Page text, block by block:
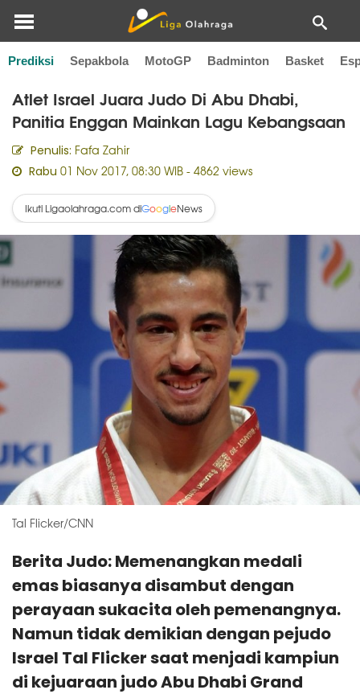
Prediksi Sepakbola MotoGP Badminton Basket
Home Olahraga Lain
Atlet Israel Juara Judo Di Abu Dhabi,
Panitia Enggan Mainkan Lagu Kebangsaan
Penulis: Fafa Zahir
Rabu 01 Nov 2017, 08:30 WIB - 4862 views
Ikuti Ligaolahraga.com diGoogleNews
Tal Flicker/CNN
Berita Judo: Memenangkan medali
emas biasanya disambut dengan
perayaan sukacita oleh pemenangnya.
Namun tidak demikian dengan pejudo
Israel Tal Flicker saat menjadi kampiun
di kejuaraan judo Abu Dhabi Grand